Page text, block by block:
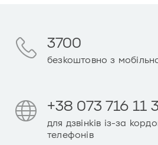
3700
безкоштовно з
+38 073 716 11
для дзвінків із-за
телефонів